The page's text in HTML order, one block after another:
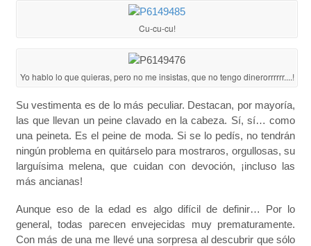
Cu-cu-cu!
Yo hablo lo que quieras, pero no me insistas, que no tengo dinerorrrrrr....!
Su vestimenta es de lo más peculiar. Destacan, por mayoría,
las que llevan un peine clavado en la cabeza. Sí, sí… como
una peineta. Es el peine de moda. Si se lo pedís, no tendrán
ningún problema en quitárselo para mostraros, orgullosas, su
larguísima melena, que cuidan con devoción, ¡incluso las
más ancianas!
Aunque eso de la edad es algo difícil de definir… Por lo
general, todas parecen envejecidas muy prematuramente.
Con más de una me llevé una sorpresa al descubrir que sólo